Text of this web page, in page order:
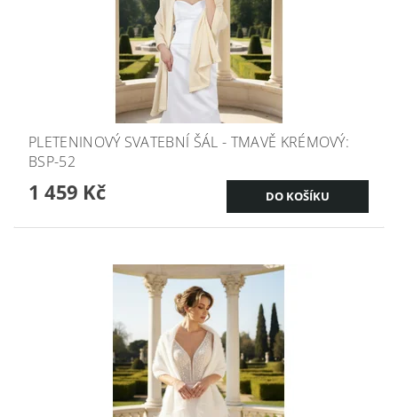
PLETENINOVÝ SVATEBNÍ ŠÁL - TMAVĚ KRÉMOVÝ:
BSP-52
1 459 Kč